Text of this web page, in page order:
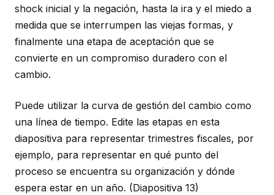
shock inicial y la negación, hasta la ira y el miedo a
medida que se interrumpen las viejas formas, y
finalmente una etapa de aceptación que se
convierte en un compromiso duradero con el
cambio.
Puede utilizar la curva de gestión del cambio como
una línea de tiempo. Edite las etapas en esta
diapositiva para representar trimestres fiscales, por
ejemplo, para representar en qué punto del
proceso se encuentra su organización y dónde
espera estar en un año. (Diapositiva 13)